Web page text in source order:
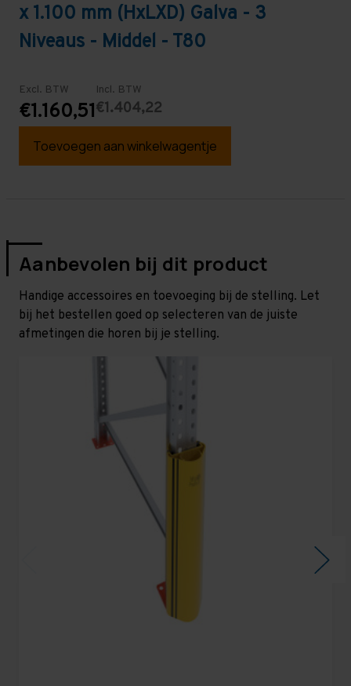
x 1.100 mm (HxLXD) Galva - 3
Niveaus - Middel - T80
Excl. BTW
€1.160,51
Incl. BTW
€1.404,22
Toevoegen aan winkelwagentje
Aanbevolen bij dit product
Handige accessoires en toevoeging bij de stelling. Let
bij het bestellen goed op selecteren van de juiste
afmetingen die horen bij je stelling.